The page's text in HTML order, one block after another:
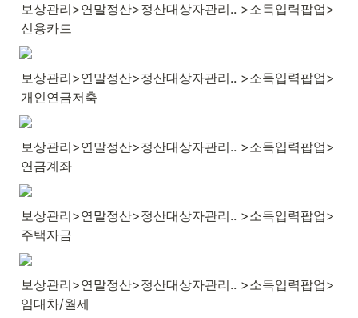
보상관리>연말정산>정산대상자관리.. >소득입력팝업>
신용카드
보상관리>연말정산>정산대상자관리.. >소득입력팝업>
개인연금저축
보상관리>연말정산>정산대상자관리.. >소득입력팝업>
연금계좌
보상관리>연말정산>정산대상자관리.. >소득입력팝업>
주택자금
보상관리>연말정산>정산대상자관리.. >소득입력팝업>
임대차/월세